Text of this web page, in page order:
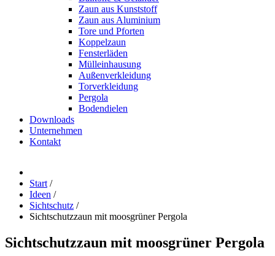
Zaun aus Kunststoff
Zaun aus Aluminium
Tore und Pforten
Koppelzaun
Fensterläden
Mülleinhausung
Außenverkleidung
Torverkleidung
Pergola
Bodendielen
Downloads
Unternehmen
Kontakt
Start /
Ideen /
Sichtschutz /
Sichtschutzzaun mit moosgrüner Pergola
Sichtschutzzaun mit moosgrüner Pergola